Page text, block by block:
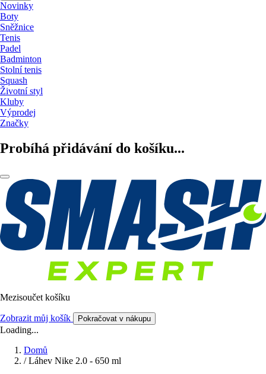
Novinky
Boty
Sněžnice
Tenis
Padel
Badminton
Stolní tenis
Squash
Životní styl
Kluby
Výprodej
Značky
Probíhá přidávání do košíku...
Mezisoučet košíku
Zobrazit můj košík Pokračovat v nákupu
Loading...
Domů
/ Láhev Nike 2.0 - 650 ml